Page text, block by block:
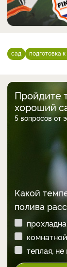
сад подготовка
Пройдите
хороший
5 вопросов от
Какой
полива
теплая,